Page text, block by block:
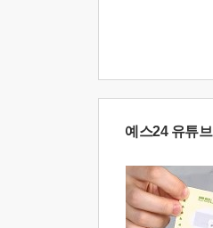
예스24 유튜브